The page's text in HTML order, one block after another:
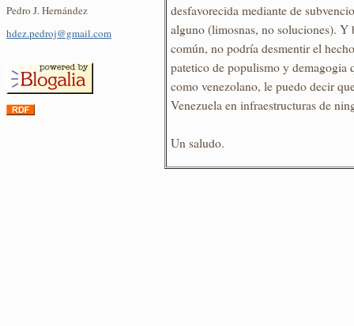
Pedro J. Hernández
hdez.pedroj@gmail.com
desfavorecida mediante de
alguno (limosnas, no soluciones). Y
común, no podría desmentir el
patetico de populismo y demagogia
como venezolano, le puedo decir
Venezuela en infraestructuras de
Un saludo.